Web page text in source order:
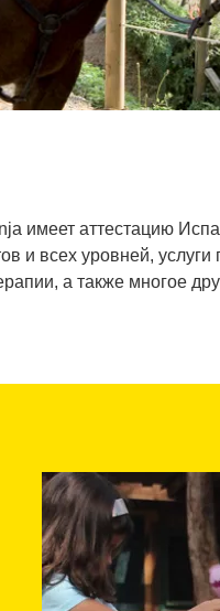
аттестацию
и всех уровней,
а также многое